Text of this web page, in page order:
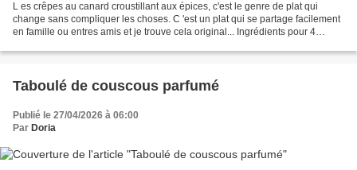
L es crêpes au canard croustillant aux épices, c'est le genre de plat qui
change sans compliquer les choses. C 'est un plat qui se partage facilement
en famille ou entres amis et je trouve cela original... Ingrédients pour 4
Taboulé de couscous parfumé
Publié le 27/04/2026 à 06:00
Par Doria